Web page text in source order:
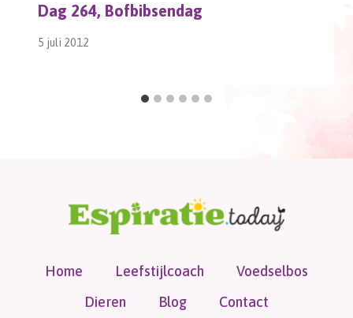
Dag 264, Bofbibsendag
5 juli 2012
Home Leefstijlcoach
Voedselbos
Dieren
Blog Contact